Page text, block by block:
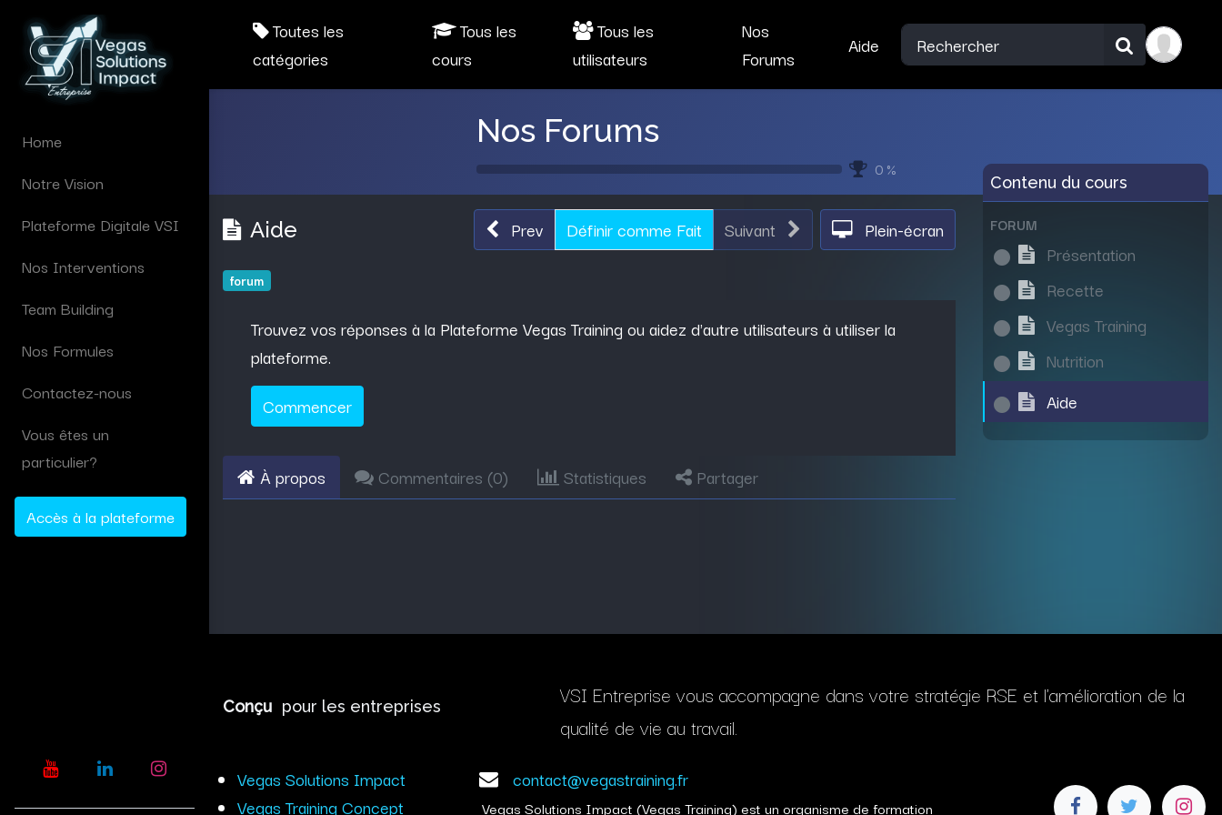
Home
Notre Vision
Plateforme Digitale VSI
Nos Interventions
Team Building
Nos Formules
Contactez-nous
Vous êtes un
particulier?
Accès à la plateforme
Toutes les
catégories
Tous les
cours
Tous les
utilisateurs
Nos
Forums
Aide
Nos Forums
0 %
Aide Prev Définir comme Fait Suivant Plein-écran
forum
Trouvez vos réponses à la Plateforme Vegas Training ou aidez d'autre utilisateurs à utiliser la
plateforme.
Commencer
À propos Commentaires (0) Statistiques Partager
Contenu du cours
FORUM
Présentation
Recette
Vegas Training
Nutrition
Aide
Conçu pour les entreprises
VSI Entreprise vous accompagne dans votre stratégie RSE et l'amélioration de la
qualité de vie au travail.
Vegas Solutions Impact
Vegas Training Concept
contact@vegastraining.fr
Vegas Solutions Impact (Vegas Training) est un organisme de formation